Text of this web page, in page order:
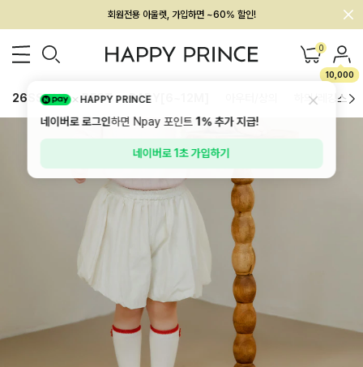
멤버십 최대 28,000원 혜택
0
10,000
26SS 신상 BEST BABY[6~12M] 하의/레깅스
HAPPY PRINCE
네이버로 로그인하면 Npay 포인트1%추가 지급!
네이버로 1초 가입하기